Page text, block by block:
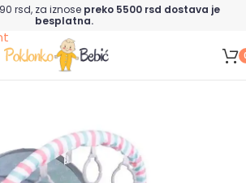
rsd, za iznose preko 5500 rsd dostava je
besplatna.